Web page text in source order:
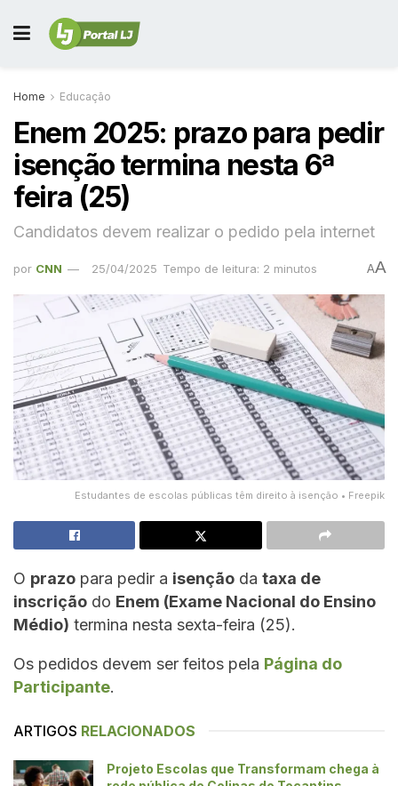
Home Educação
Enem 2025: prazo para pedir
isenção termina nesta 6ª
feira (25)
Candidatos devem realizar o pedido pela internet
por CNN 25/04/2025 Tempo de leitura: 2 minutos AA
Estudantes de escolas públicas têm direito à isenção • Freepik
O prazo para pedir a isenção da taxa de
inscrição do Enem (Exame Nacional do Ensino
Médio) termina nesta sexta-feira (25).
Os pedidos devem ser feitos pela Página do
Participante.
ARTIGOS RELACIONADOS
Projeto Escolas que Transformam chega à